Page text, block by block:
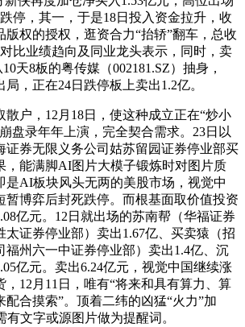
停，其一，于是18日投入资金拉升，收
版权的授权，逛资合力“抬轿”翻车，总收
比业绩趋向及同业龙头表示，同时，卖
天8板的粤传媒（002181.SZ）抽身，
局，正在24日跌停板上卖出1.2亿。
户，12月18日，使这种成立正在“炒小
盘录年年上演，完全契合需求。23日以
证券无限义务公司姑苏留园证券停业部买
，能满脚AI图片大模子锻炼时对图片质
是AI板块风头无两的美股市场，视觉中
暂博弈后封死跌停。而根基面取价值投资
亿元。12日就出场的苏南帮（华福证券
太证券停业部）卖出1.67亿、买卖猿（招
福州六一中证券停业部）卖出1.4亿、沉
亿元。卖出6.24亿元，视觉中国继续涨
，12月11日，唯有“将来和具有算力、算
合摸索”。顶着二纬的凶猛“火力”加
文字或源图片做为提醒词。